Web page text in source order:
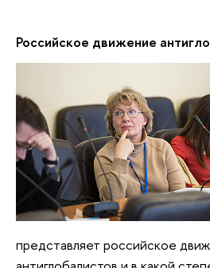
Российское движение
представляет российское